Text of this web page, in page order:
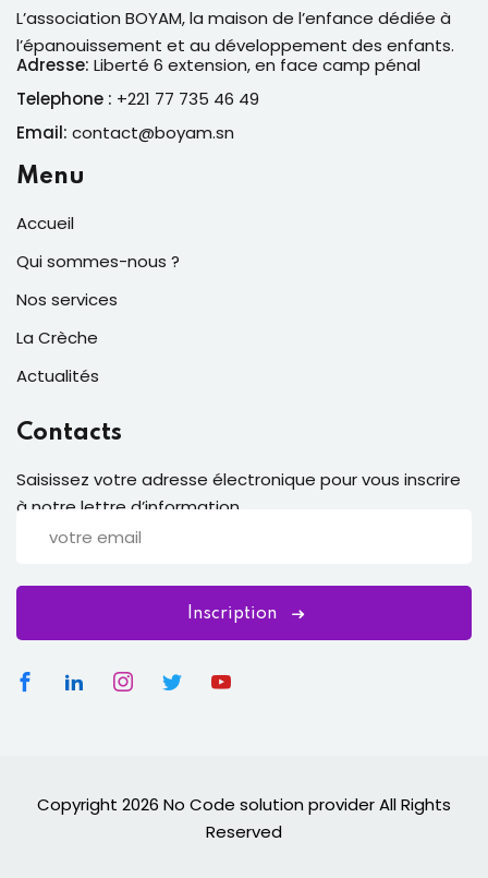
L’association BOYAM, la maison de l’enfance dédiée à
l’épanouissement et au développement des enfants.
Adresse: Liberté 6 extension, en face camp pénal
Telephone : +221 77 735 46 49
Email: contact@boyam.sn
Menu
Accueil
Qui sommes-nous ?
Nos services
La Crèche
Actualités
Contacts
Saisissez votre adresse électronique pour vous inscrire
à notre lettre d’information
Inscription
Copyright 2026 No Code solution provider All Rights
Reserved